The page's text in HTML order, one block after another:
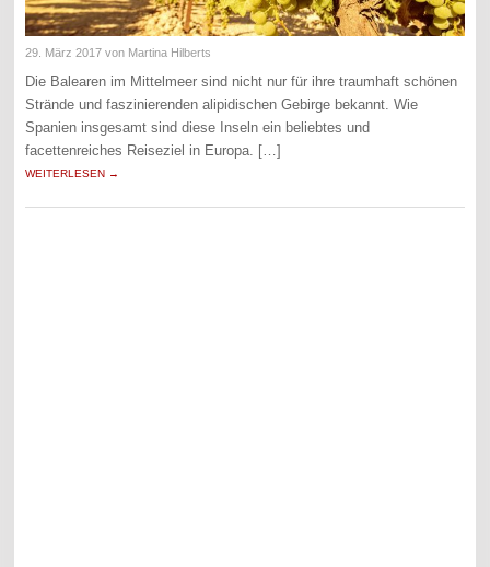
29. März 2017 von Martina Hilberts
Die Balearen im Mittelmeer sind nicht nur für ihre traumhaft schönen
Strände und faszinierenden alipidischen Gebirge bekannt. Wie
Spanien insgesamt sind diese Inseln ein beliebtes und
facettenreiches Reiseziel in Europa. […]
WEITERLESEN →